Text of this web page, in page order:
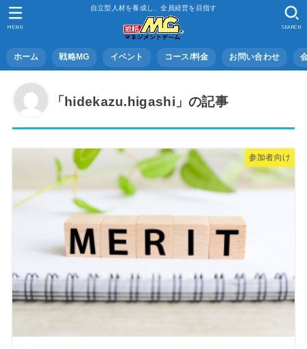
自立型人材を養成し、全員経営を目指す
ホーム 戦略MG イベント コース/料金 お問い合わせ
SEARCH
MENU
「hidekazu.higashi」の記事
参加者向け